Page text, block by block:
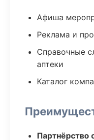
Афиша
Реклама и
Справочные
аптеки
Каталог
Партнёрство